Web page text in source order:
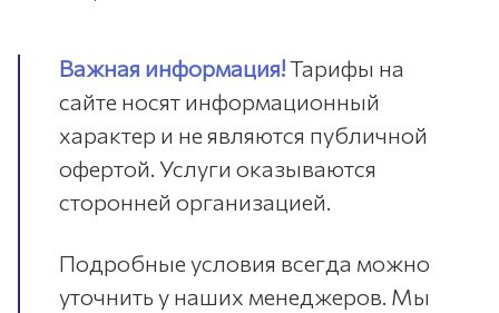
Важная информация!Тарифы на
сайте носят информационный
характер и не являются публичной
офертой. Услуги оказываются
сторонней организацией.
Подробные условия всегда можно
уточнить у наших менеджеров. Мы